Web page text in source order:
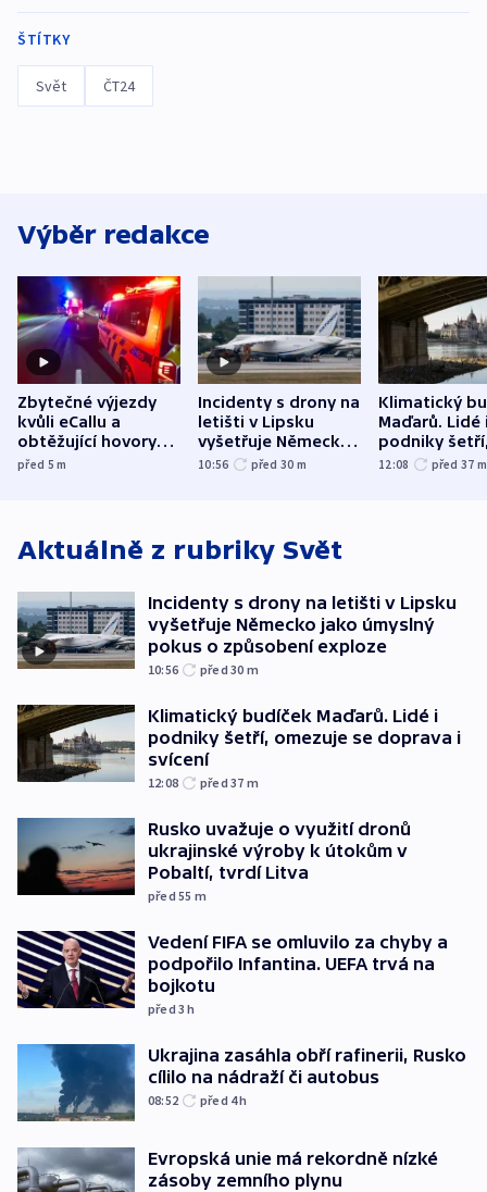
ŠTÍTKY
Svět ČT24
Výběr redakce
Zbytečné výjezdy
kvůli eCallu a
obtěžující hovory
zdržují záchranáře
před 5m
Incidenty s drony na
letišti v Lipsku
vyšetřuje Německo
jako úmyslný pokus
10:56 před 30 m
Klimatický
Maďarů. Lidé
podniky
omezuje se
12:08 před 37 m
Aktuálně z rubriky Svět
Incidenty s drony na letišti v Lipsku
vyšetřuje Německo jako úmyslný
pokus o způsobení exploze
10:56 před 30 m
Klimatický budíček Maďarů. Lidé i
podniky šetří, omezuje se doprava i
svícení
12:08 před 37 m
Rusko uvažuje o využití dronů
ukrajinské výroby k útokům v
Pobaltí, tvrdí Litva
před 55 m
Vedení FIFA se omluvilo za chyby a
podpořilo Infantina. UEFA trvá na
bojkotu
před 3h
Ukrajina zasáhla obří rafinerii, Rusko
cílilo na nádraží či autobus
08:52 před 4h
Evropská unie má rekordně nízké
zásoby zemního plynu